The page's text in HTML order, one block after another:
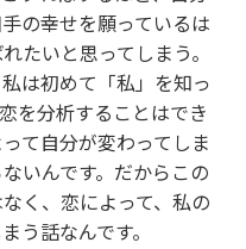
の幸せを願っているは
たいと思ってしまう。
は初めて「私」を知っ
を分析することはでき
て自分が変わってしま
いんです。だからこの
く、恋によって、私の
う話なんです。